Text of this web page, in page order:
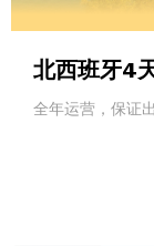
北西班牙4
全年运营，保证